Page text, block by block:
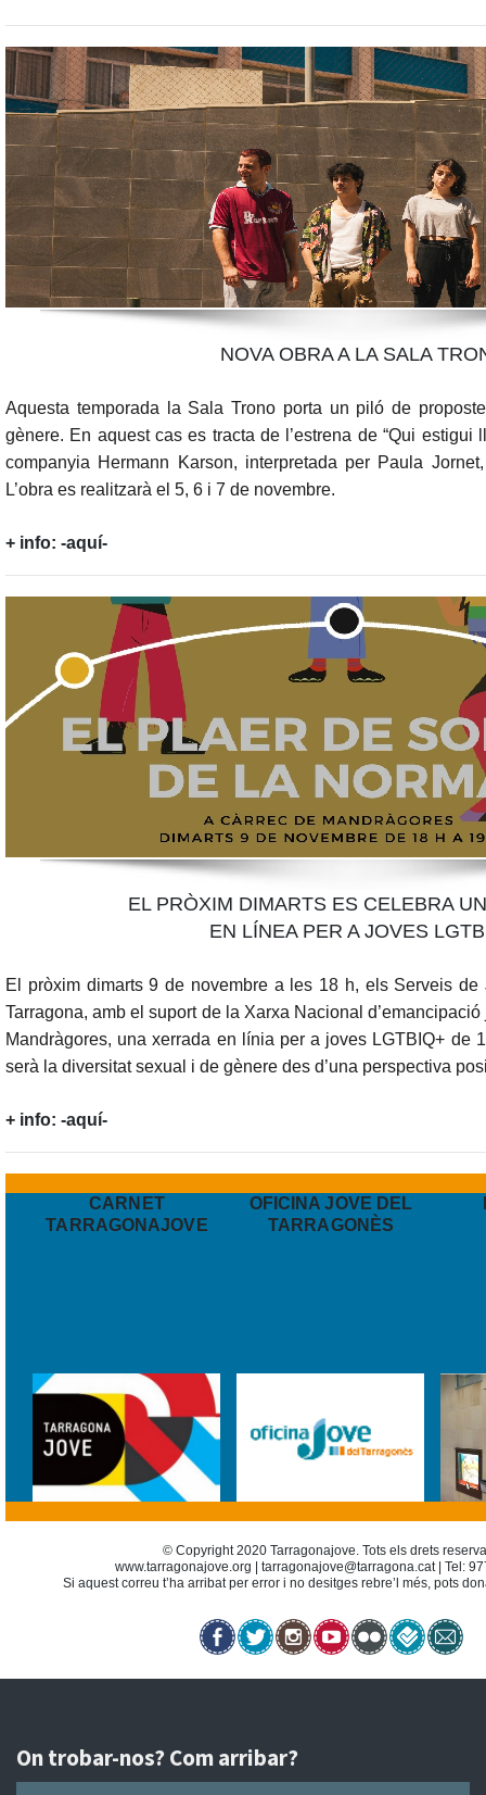
NOVA OBRA A LA SALA
Aquesta temporada la Sala Trono porta un piló de
gènere. En aquest cas es tracta de l’estrena de“Qui estigui
companyia Hermann Karson, interpretada per Paula Jornet
L’obra es realitzarà el 5, 6 i 7 de novembre.
+ info: -aquí-
EL PRÒXIM DIMARTS ES CELEBRA
EN LÍNEA PER A JOVES
El pròxim dimarts9 de novembrea les 18 h, els Serveis de
Tarragona, amb el suport de la Xarxa Nacional
Mandràgores, una xerrada en línia per a joves LGTBIQ+ de
serà la diversitat sexual i de gènere des d’una perspectiva
+ info: -aquí-
CARNET
TARRAGONAJOVE
OFICINA JOVE DEL
TARRAGONÈS
© Copyright 2020 Tarragonajove. Tots els drets
www.tarragonajove.org
tarragonajove@tarragona.cat| Tel:
Si aquest correu t’ha arribat per error i no desitges rebre’l més, pots
On trobar-nos? Com arribar?